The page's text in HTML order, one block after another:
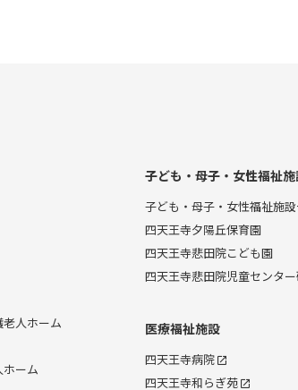
人ホーム
ーム
子ども・母子・女性福祉
子ども・母子・女性福祉施
四天王寺夕陽丘保育園
四天王寺悲田院こども園
四天王寺悲田院児童センタ
医療福祉施設
四天王寺病院
四天王寺和らぎ苑